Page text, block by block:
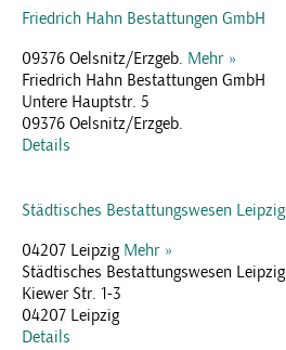
Friedrich Hahn Bestattungen GmbH
09376 Oelsnitz/Erzgeb. Mehr »
Friedrich Hahn Bestattungen GmbH
Untere Hauptstr. 5
09376 Oelsnitz/Erzgeb.
Details
Städtisches Bestattungswesen Leipzig
04207 Leipzig Mehr »
Städtisches Bestattungswesen Leipzig
Kiewer Str. 1-3
04207 Leipzig
Details